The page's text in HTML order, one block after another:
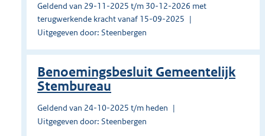
Geldend van 29-11-2025 t/m 30-12-2026 met
terugwerkende kracht vanaf 15-09-2025
Uitgegeven door: Steenbergen
Benoemingsbesluit Gemeentelijk
Stembureau
Geldend van 24-10-2025 t/m heden
Uitgegeven door: Steenbergen